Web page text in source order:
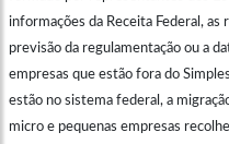
informações da Receita Federal, as
previsão da regulamentação ou a
empresas que estão fora do
estão no sistema federal, a
micro e pequenas empresas